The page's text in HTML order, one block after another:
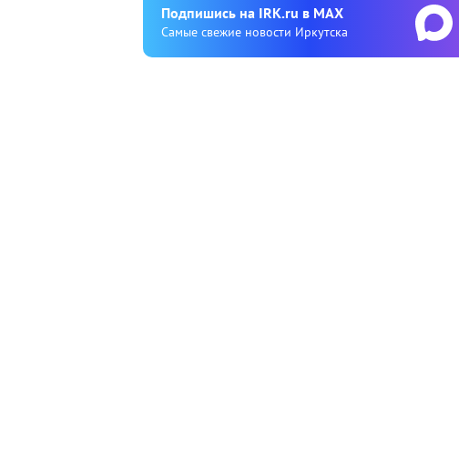
Подпишиcь на IRK.ru в MAX
Cамые свежие новости Иркутска